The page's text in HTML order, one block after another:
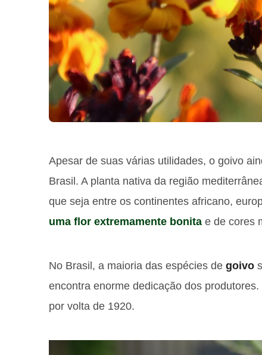
Apesar de suas várias utilidades, o goivo
Brasil. A planta nativa da região
que seja entre os continentes africano,
uma flor extremamente bonita e de cores
No Brasil, a maioria das espécies de goivo
encontra enorme dedicação dos
por volta de 1920.